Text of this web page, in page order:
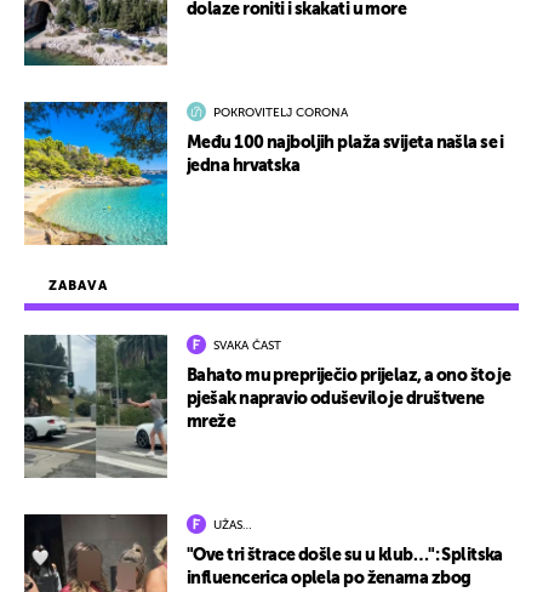
ZABAVA
SVAKA ČAST
Bahato mu prepriječio prijelaz, a ono što je
pješak napravio oduševilo je društvene
mreže
UŽAS…
"Ove tri štrace došle su u klub…": Splitska
influencerica oplela po ženama zbog
dolaze roniti i skakati u more
POKROVITELJ CORONA
Među 100 najboljih plaža svijeta našla se i
jedna hrvatska